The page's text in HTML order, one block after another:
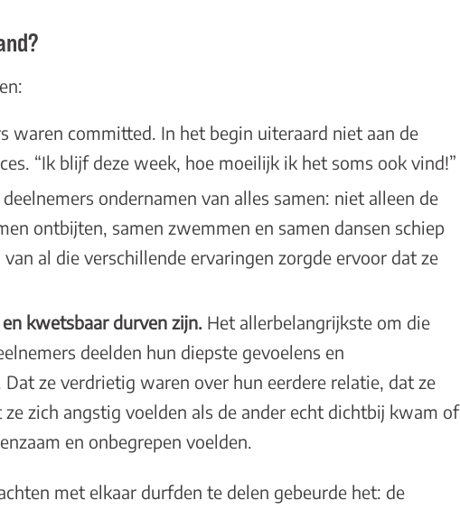
waren committed. In het begin uiteraard niet aan de
“Ik blijf deze week, hoe moeilijk ik het soms ook vind!”
ondernamen van alles samen: niet alleen de
ontbijten, samen zwemmen en samen dansen schiep
al die verschillende ervaringen zorgde ervoor dat ze
kwetsbaar durven zijn. Het allerbelangrijkste om die
deelden hun diepste gevoelens en
ze verdrietig waren over hun eerdere relatie, dat ze
zich angstig voelden als de ander echt dichtbij kwam of
en onbegrepen voelden.
met elkaar durfden te delen gebeurde het: de